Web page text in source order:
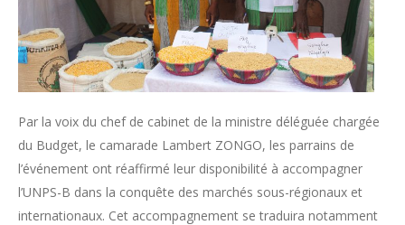
Par la voix du chef de cabinet de la ministre déléguée chargée
du Budget, le camarade Lambert ZONGO, les parrains de
l’événement ont réaffirmé leur disponibilité à accompagner
l’UNPS-B dans la conquête des marchés sous-régionaux et
internationaux. Cet accompagnement se traduira notamment